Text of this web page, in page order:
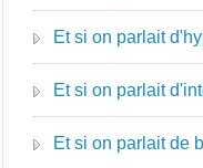
Et si on parlait
Et si on parlait
Et si on parlait de